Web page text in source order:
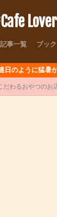
事一覧 ブッ
暑が続きますが
だわるおやつのお